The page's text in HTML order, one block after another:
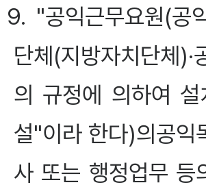
9. "공익근무요원(공
단체(지방자치단체
의 규정에 의하여 설
설"이라 한다)의공익
사 또는 행정업무 등